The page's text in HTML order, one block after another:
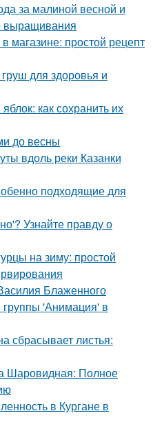
за малиной весной и
выращивания
магазине: простой рецепт
для здоровья и
как сохранить их
до весны
вдоль реки Казанки
подходящие для
Узнайте правду о
на зиму: простой
Блаженного
'Анимация' в
сбрасывает листья:
Шаровидная: Полное
в Кургане в